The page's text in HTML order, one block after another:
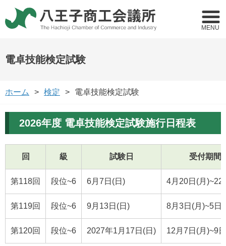
MENU
電卓技能検定試験
ホーム 検定 電卓技能検定試験
2026年度 電卓技能検定試験施行日程表
回 級 試験日 受付期間
第118回 段位~6 6月7日(日) 4月20日(月)~22
第119回 段位~6 9月13日(日) 8月3日(月)~5日(
第120回 段位~6 2027年1月17日(日) 12月7日(月)~9